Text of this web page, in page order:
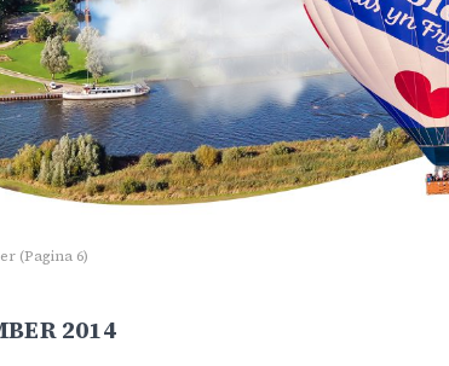
(Pagina 6)
2014